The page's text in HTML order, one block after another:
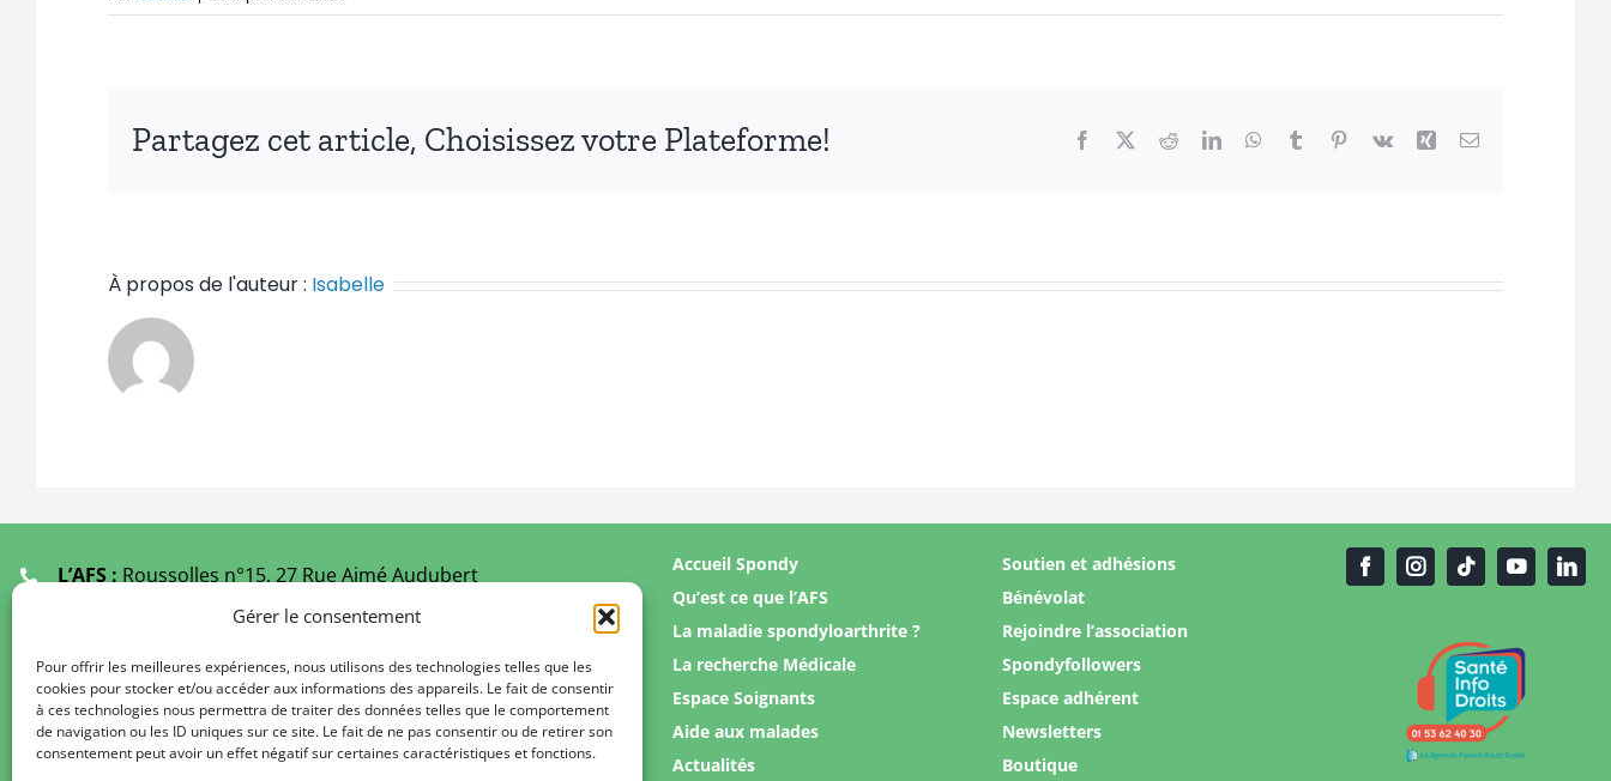
Gérer le consentement
Pour offrir les meilleures expériences, nous utilisons des technologies telles que les
cookies pour stocker et/ou accéder aux informations des appareils. Le fait de consentir
à ces technologies nous permettra de traiter des données telles que le comportement
de navigation ou les ID uniques sur ce site. Le fait de ne pas consentir ou de retirer son
consentement peut avoir un effet négatif sur certaines caractéristiques et fonctions.
Partagez cet article, Choisissez votre Plateforme! Facebook RedditLinkedInWhatsApp
Tumblr Pinterest
Vk Xing Email
À propos de l'auteur : Isabelle
L’AFS : Roussolles n°15, 27 Rue Aimé Audubert
Secrétariat au09 67 29 61 49
De 9 h à 12 h 00 / 14 h à 17 h 00
Accueil Spondy
Qu’est ce que l’AFS
La maladie spondyloarthrite ?
La recherche Médicale
Espace Soignants
Aide aux malades
Actualités
Soutien et adhésions
Bénévolat
Rejoindre l’association
Spondyfollowers
Espace adhérent
Newsletters
Boutique